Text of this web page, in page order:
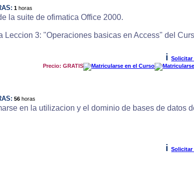
1 horas
la suite de ofimatica Office 2000.
Leccion 3: "Operaciones basicas en Access" del
i
Solicitar
Precio: GRATIS
56 horas
en la utilizacion y el dominio de bases de datos
i Solicitar